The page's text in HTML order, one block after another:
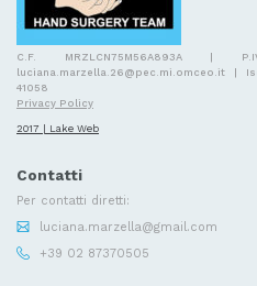
C.F. MRZLCN75M56A893A |
luciana.marzella.26@pec.mi.omceo.it |
41058
Privacy Policy
2017 | Lake Web
Contatti
Per contatti diretti:
luciana.marzella@gmail.com
+39 02 87370505